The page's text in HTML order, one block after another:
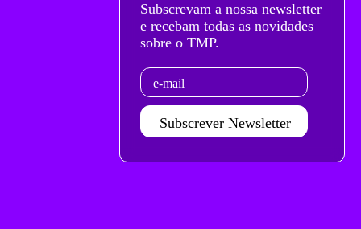
Subscrevam a nossa newsletter
e recebam todas as novidades
sobre o TMP.
Email
Subscrever Newsletter